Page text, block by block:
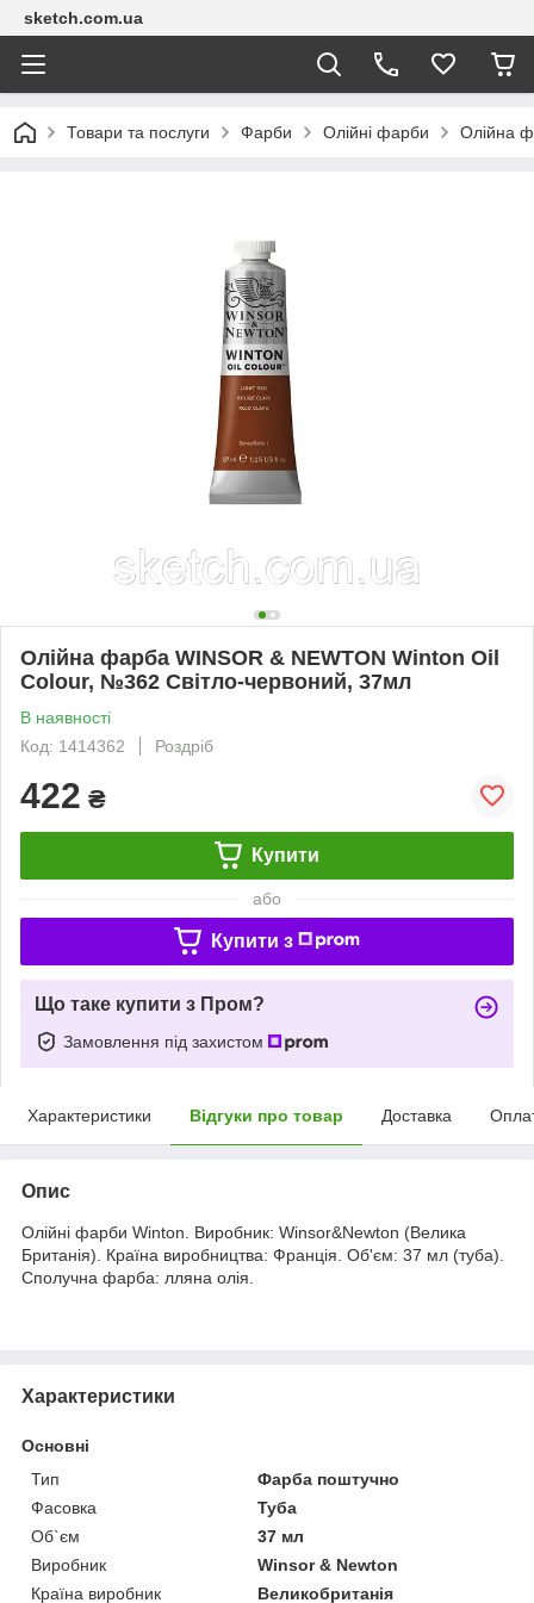
sketch.com.ua
Товари та послуги Фарби Олійні фарби Олійна
Олійна фарба WINSOR & NEWTON Winton Oil
Colour, №362 Світло-червоний, 37мл
В наявності
Код: 1414362
Роздріб
422 ₴
Купити
або
Купити з
Що таке купити з Пром?
Замовлення під захистом
Характеристики Відгуки про товар Доставка
Опис
Олійні фарби Winton. Виробник: Winsor&Newton (Велика
Британія). Країна виробництва: Франція. Об'єм: 37 мл (туба).
Сполучна фарба: лляна олія.
Характеристики
Основні
Тип
Фарба поштучно
Фасовка
Туба
Об`єм
37 мл
Виробник
Winsor & Newton
Країна виробник
Великобританія